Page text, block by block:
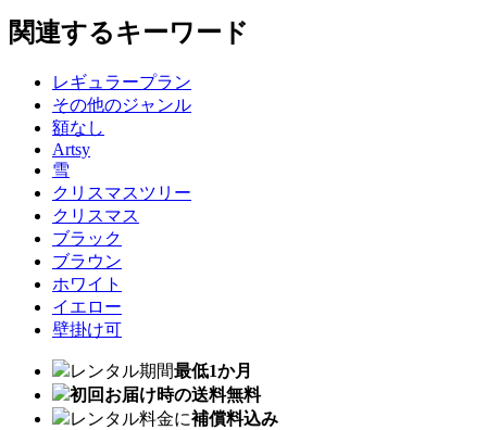
関連するキーワード
レギュラープラン
その他のジャンル
額なし
Artsy
雪
クリスマスツリー
クリスマス
ブラック
ブラウン
ホワイト
イエロー
壁掛け可
レンタル期間最低1か月
初回お届け時の送料無料
レンタル料金に補償料込み